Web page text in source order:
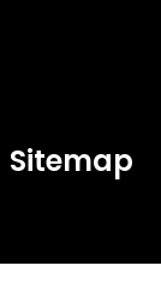
Sitemap